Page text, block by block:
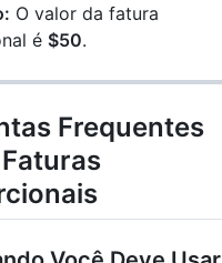
O valor da fatura
é $50.
Frequentes